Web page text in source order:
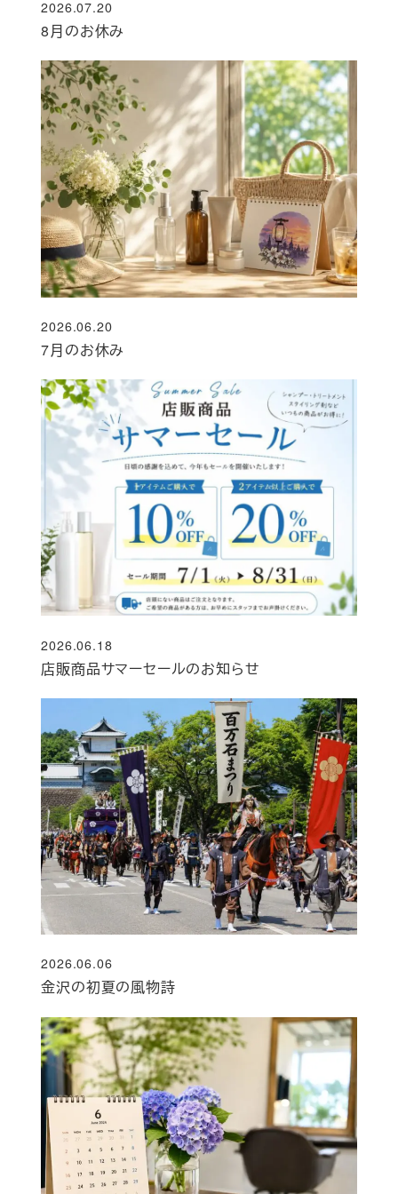
8月のお休み
投稿日
2026.07.20
7月のお休み
投稿日
2026.06.20
店販商品サマーセールのお知らせ
投稿日
2026.06.18
金沢の初夏の風物詩
投稿日
2026.06.06